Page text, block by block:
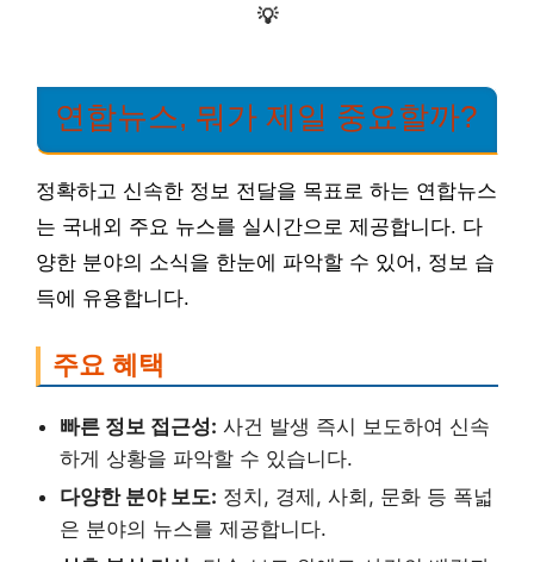
💡
연합뉴스, 뭐가 제일 중요할까?
정확하고 신속한 정보 전달을 목표로 하는 연합뉴스
는 국내외 주요 뉴스를 실시간으로 제공합니다. 다
양한 분야의 소식을 한눈에 파악할 수 있어, 정보 습
득에 유용합니다.
주요 혜택
빠른 정보 접근성: 사건 발생 즉시 보도하여 신속
하게 상황을 파악할 수 있습니다.
다양한 분야 보도: 정치, 경제, 사회, 문화 등 폭넓
은 분야의 뉴스를 제공합니다.